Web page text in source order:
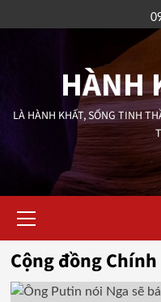
to
HÀNH
LÀ HÀNH KHẤT, SỐNG TINH
Menu
Cộng đồng